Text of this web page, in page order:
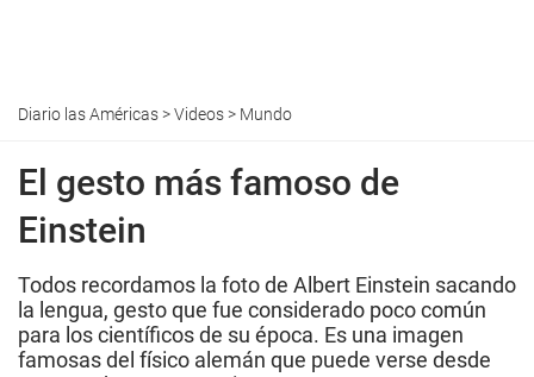
Diario las Américas>Videos> Mundo
El gesto más famoso de
Einstein
Todos recordamos la foto de Albert Einstein sacando
la lengua, gesto que fue considerado poco común
para los científicos de su época. Es una imagen
famosas del físico alemán que puede verse desde